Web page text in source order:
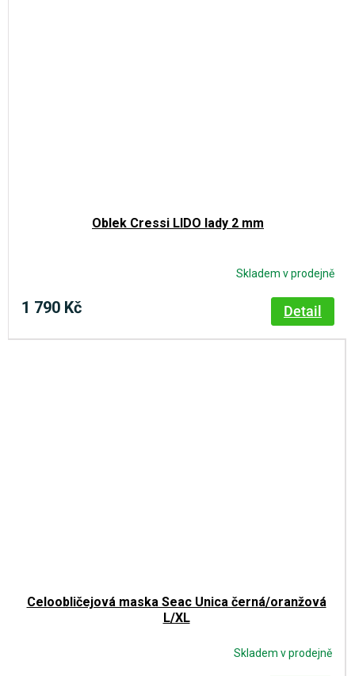
Oblek Cressi LIDO lady 2 mm
Skladem v prodejně
1 790 Kč Detail
Celoobličejová maska Seac Unica černá/oranžová
L/XL
Skladem v prodejně